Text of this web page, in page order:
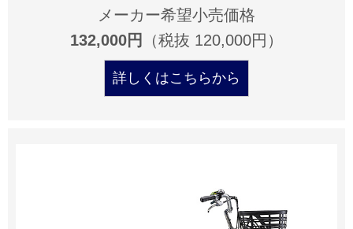
メーカー希望小売価格
132,000円
（税抜 120,000円）
詳しくはこちらから